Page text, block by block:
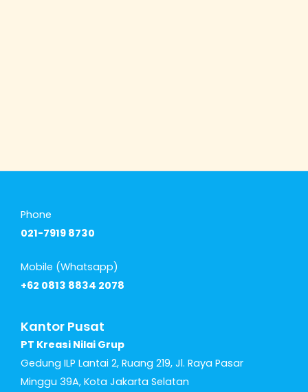
Phone
021-7919 8730
Mobile (Whatsapp)
+62 0813 8834 2078
Kantor Pusat
PT Kreasi Nilai Grup
Gedung ILP Lantai 2, Ruang 219, Jl. Raya Pasar
Minggu 39A, Kota Jakarta Selatan